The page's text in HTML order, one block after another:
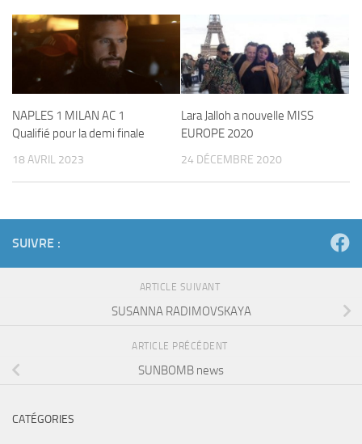
NAPLES 1 MILAN AC 1
Qualifié pour la demi finale
18 AVRIL 2023
Lara Jalloh a nouvelle MISS
EUROPE 2020
24 DÉCEMBRE 2020
SUIVRE :
ARTICLE SUIVANT
SUSANNA RADIMOVSKAYA
ARTICLE PRÉCÉDENT
SUNBOMB news
CATÉGORIES